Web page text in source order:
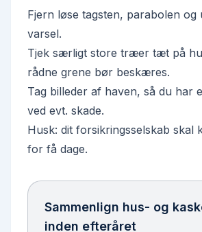
Fjern løse tagsten, parabolen og
varsel.
Tjek særligt store træer tæt på
rådne grene bør beskæres.
Tag billeder af haven, så du har
ved evt. skade.
Husk: dit forsikringsselskab skal
for få dage.
Sammenlign hus- og
inden efteråret